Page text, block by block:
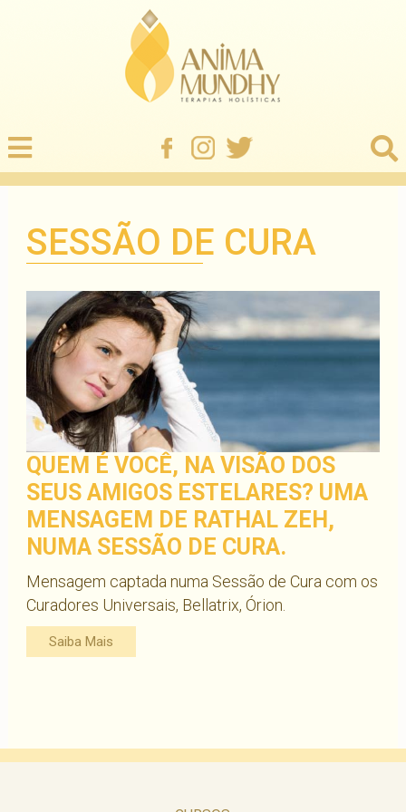
SESSÃO DE CURA
QUEM É VOCÊ, NA VISÃO DOS
SEUS AMIGOS ESTELARES? UMA
MENSAGEM DE RATHAL ZEH,
NUMA SESSÃO DE CURA.
Mensagem captada numa Sessão de Cura com os
Curadores Universais, Bellatrix, Órion.
Saiba Mais